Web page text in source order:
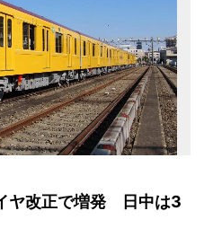
ヤ改正で増発 日中は3